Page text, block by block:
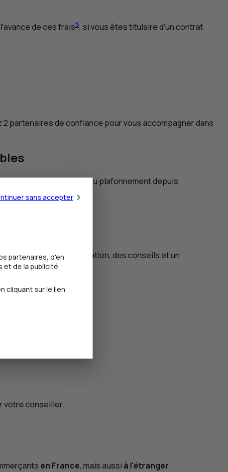
de ces frais5, si vous êtes titulaire d'un contrat
2 partenaires de confiance pour vous accompagner dans
intègrent les 9 frais du plafonnement depuis
que soit votre situation, des conseils et un
votre conseiller.
en France, mais aussi à l'étranger.
sans accepter
partenaires, d'en
et de la publicité
cliquant sur le lien